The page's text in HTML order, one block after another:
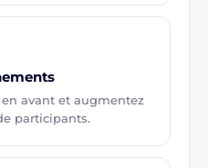
avant et augmentez
participants.